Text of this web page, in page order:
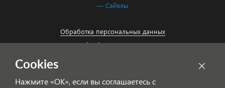
— Сайклы
Обработка персональных данных
Согласие на обработку персональных данных
Cookies
Нажмите «ОК», если вы соглашаетесь с